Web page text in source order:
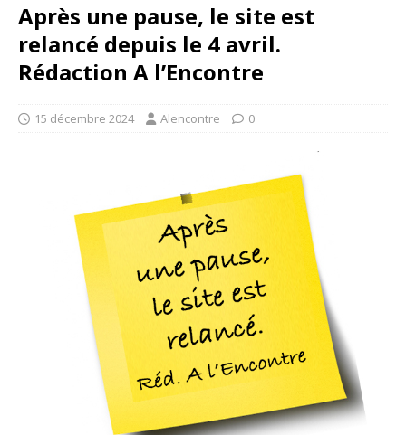
Après une pause, le site est
relancé depuis le 4 avril.
Rédaction A l’Encontre
15 décembre 2024 Alencontre 0